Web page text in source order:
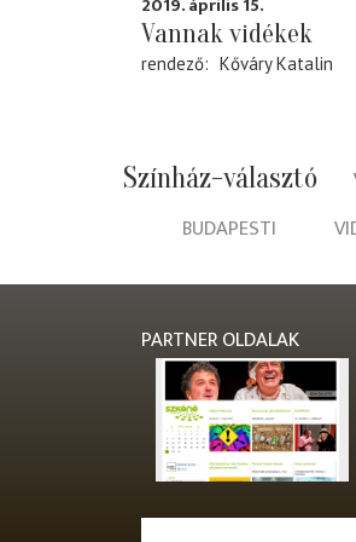
Vannak vidékek
rendező Kőváry Katalin
Színház-választó
BUDAPESTI
PARTNER OLDALAK